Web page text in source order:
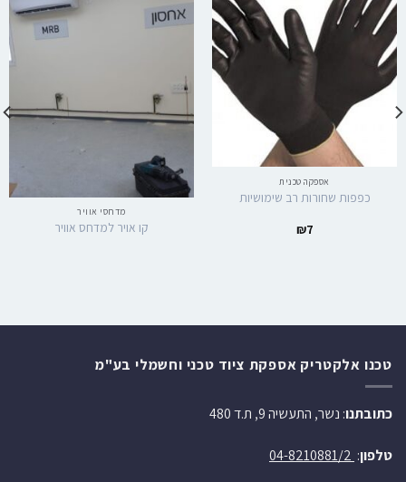
אספקה טכנית
כפפות שחורות רב שימושיות
₪7
מדחסי אוויר
קו אויר למדחס אוויר
טכנו אלקטריק אספקת ציוד טכני וחשמלי בע"מ
כתובתנו: נשר, התעשיה 9, ת.ד 480
טלפון: